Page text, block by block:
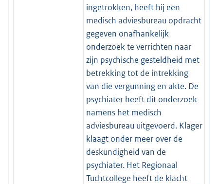
ingetrokken, heeft hij een
medisch adviesbureau opdracht
gegeven onafhankelijk
onderzoek te verrichten naar
zijn psychische gesteldheid met
betrekking tot de intrekking
van die vergunning en akte. De
psychiater heeft dit onderzoek
namens het medisch
adviesbureau uitgevoerd. Klager
klaagt onder meer over de
deskundigheid van de
psychiater. Het Regionaal
Tuchtcollege heeft de klacht